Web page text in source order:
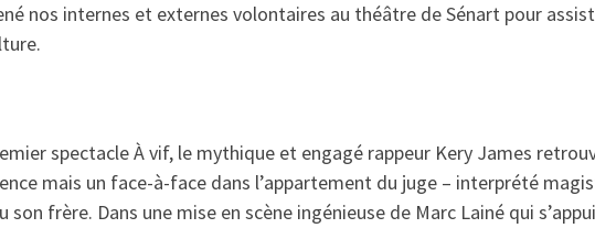
nos internes et externes volontaires au théâtre de Sénart pour
spectacle À vif, le mythique et engagé rappeur Kery James
mais un face-à-face dans l’appartement du juge – interprété
frère. Dans une mise en scène ingénieuse de Marc Lainé qui